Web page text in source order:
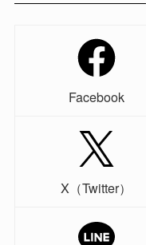
Facebook
X（Twitter）